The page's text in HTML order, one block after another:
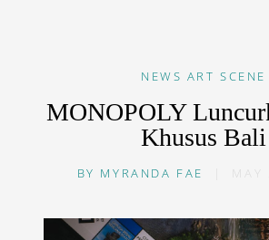
NEWS ART SCENE
MONOPOLY
Khusus Bali
BY MYRANDA FAE